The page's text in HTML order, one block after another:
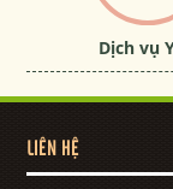
Dịch vụ
LIÊN HỆ